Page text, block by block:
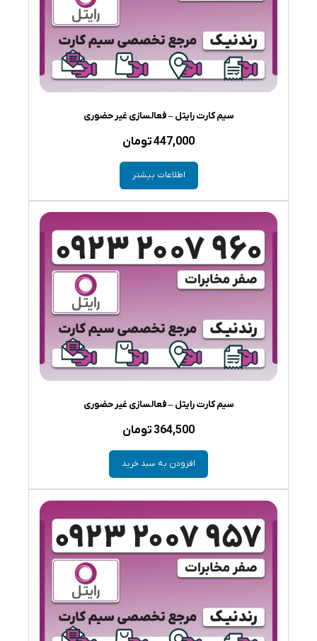
سیم کارت رایتل – فعالسازی غیر حضوری
447,000تومان
اطلاعات بیشتر
سیم کارت رایتل – فعالسازی غیر حضوری
364,500 تومان
افزودن به سبد خرید